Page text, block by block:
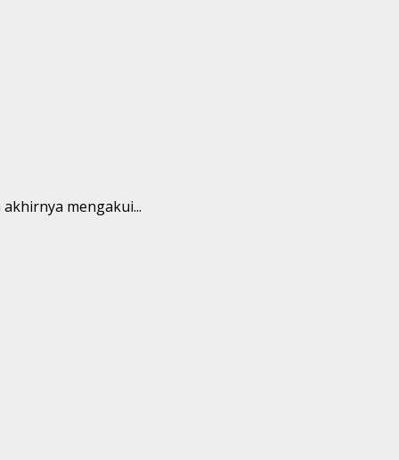
mengakui...